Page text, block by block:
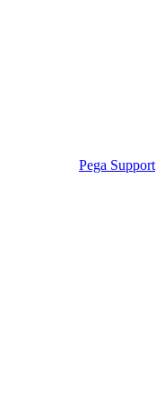
Pega Support